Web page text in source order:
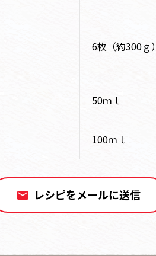
6枚（約300ｇ）
50ｍｌ
100ｍｌ
レシピをメールに送信